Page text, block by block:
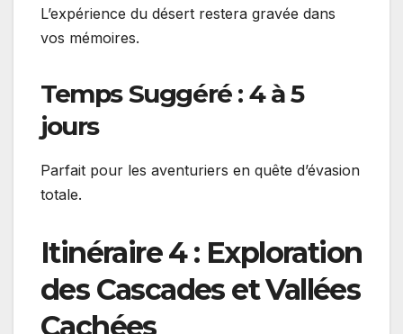
L’expérience du désert restera gravée dans
vos mémoires.
Temps Suggéré : 4 à 5
jours
Parfait pour les aventuriers en quête d’évasion
totale.
Itinéraire 4 : Exploration
des Cascades et Vallées
Cachées